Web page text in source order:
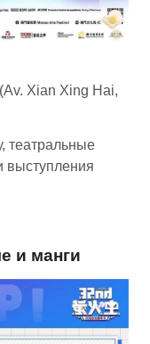
Xian Xing Hai,
театральные
выступления
и манги